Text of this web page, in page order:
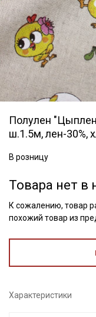
Полулен
ш.1.5м, лен-30%,
В розницу
Товара нет в
К сожалению, товар
похожий товар из
Характеристики